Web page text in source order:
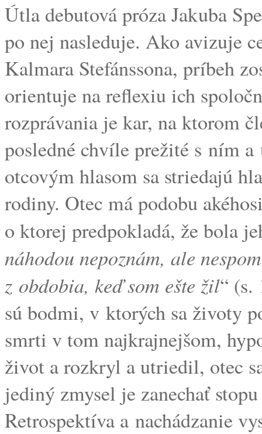
Útla debutová próza Jakuba
po nej nasleduje. Ako avizuje
Kalmara Stefánssona, príbeh
orientuje na reflexiu ich
rozprávania je kar, na ktorom
posledné chvíle prežité s ním
otcovým hlasom sa striedajú
rodiny. Otec má podobu
o ktorej predpokladá, že bola
náhodou nepoznám, ale
z obdobia, keď som ešte žil“ (s.
sú bodmi, v ktorých sa životy
smrti v tom najkrajnejšom,
život a rozkryl a utriedil, otec
jediný zmysel je zanechať
Retrospektíva a nachádzanie